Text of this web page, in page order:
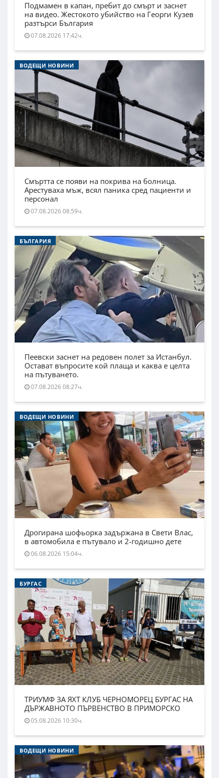
Подмамен в капан, пребит до смърт и заснет
на видео. Жестокото убийство на Георги Кузев
разтърси България
07.08.2026 17:42ч.
ВОДЕЩИ НОВИНИ
Смъртта се появи на покрива на болница.
Арестуваха мъж, всял паника сред пациенти и
персонал
07.08.2026 08:59ч.
БЪЛГАРИЯ
Пеевски заснет на редовен полет за Истанбул.
Остават въпросите кой плаща и каква е целта
на пътуването.
07.08.2026 08:27ч.
ВОДЕЩИ НОВИНИ
Дрогирана шофьорка задържана в Свети Влас,
в автомобила е пътувало и 2-годишно дете
06.08.2026 15:04ч.
БУРГАС
ТРИУМФ ЗА ЯХТ КЛУБ ЧЕРНОМОРЕЦ БУРГАС НА
ДЪРЖАВНОТО ПЪРВЕНСТВО В ПРИМОРСКО
05.08.2026 10:30ч.
ВОДЕЩИ НОВИНИ